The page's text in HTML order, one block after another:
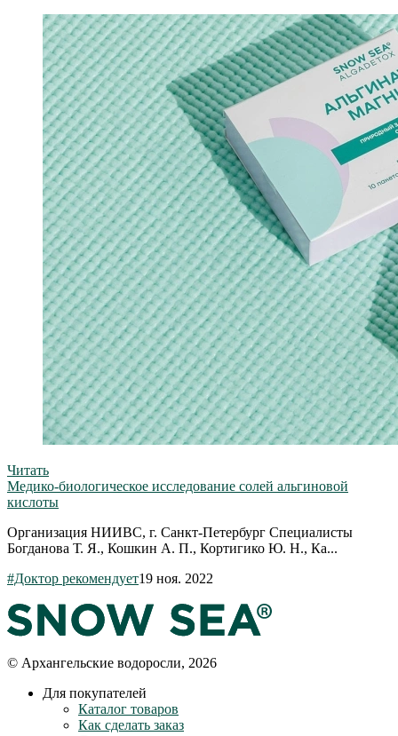
Читать
Медико-биологическое исследование солей альгиновой
кислоты
Организация НИИВС, г. Санкт-Петербург Специалисты
Богданова Т. Я., Кошкин А. П., Кортигико Ю. Н., Ка...
#Доктор рекомендует19 ноя. 2022
© Архангельские водоросли, 2026
Для покупателей
Каталог товаров
Как сделать заказ